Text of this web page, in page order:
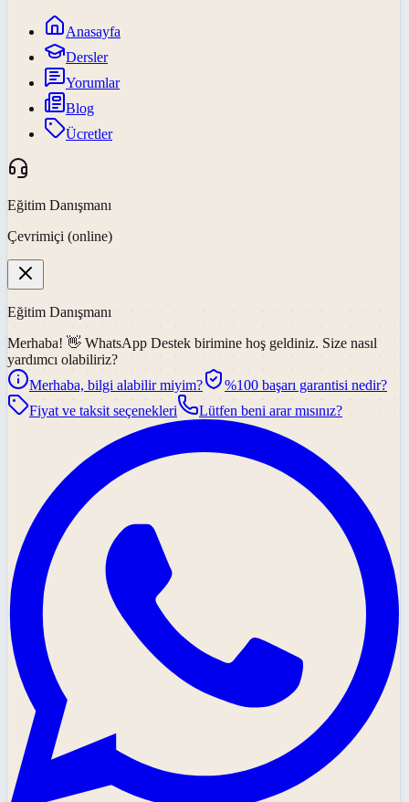
Anasayfa
Dersler
Yorumlar
Blog
Ücretler
Eğitim Danışmanı
Çevrimiçi (online)
Eğitim Danışmanı
Merhaba! 👋 WhatsApp Destek birimine hoş geldiniz. Size nasıl
yardımcı olabiliriz?
Merhaba, bilgi alabilir miyim?
%100 başarı garantisi nedir?
Fiyat ve taksit seçenekleri
Lütfen beni arar mısınız?